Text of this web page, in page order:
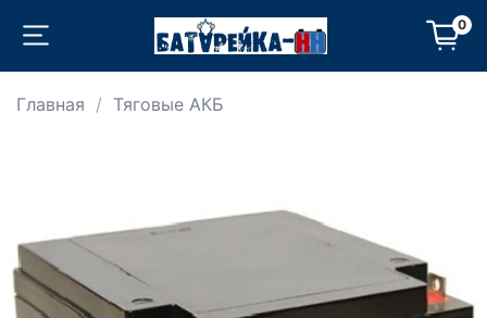
0
Главная Тяговые АКБ